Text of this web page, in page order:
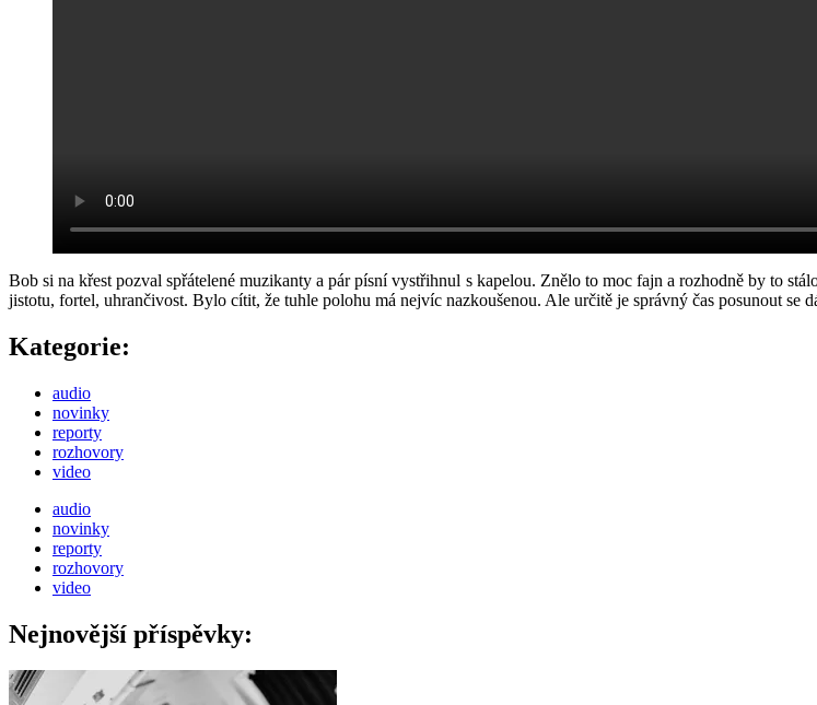
Bob si na křest pozval spřátelené muzikanty a pár písní vystřihnul s kapelou. Znělo to moc fajn a rozhodně by to
jistotu, fortel, uhrančivost. Bylo cítit, že tuhle polohu má nejvíc nazkoušenou. Ale určitě je správný čas posunout se
Kategorie:
audio
novinky
reporty
rozhovory
video
audio
novinky
reporty
rozhovory
video
Nejnovější příspěvky: